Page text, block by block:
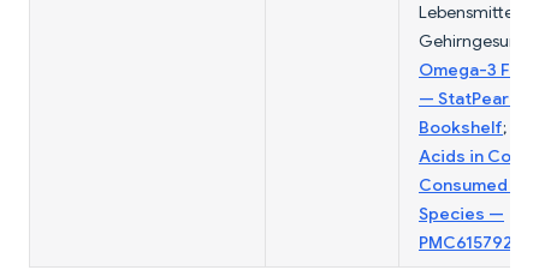
Lebensmittel
Omega-3
— StatPearls,
Bookshelf;
Acids in
Consumed
Species —
PMC6157921